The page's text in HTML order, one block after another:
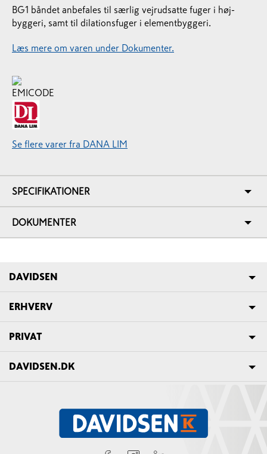
BG1 båndet anbefales til særlig vejrudsatte fuger i høj-
byggeri, samt til dilationsfuger i elementbyggeri.
Læs mere om varen under Dokumenter.
Se flere varer fra DANA LIM
SPECIFIKATIONER
DOKUMENTER
DAVIDSEN
ERHVERV
PRIVAT
DAVIDSEN.DK